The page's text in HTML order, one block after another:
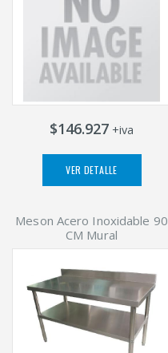
$146.927 +iva
VER DETALLE
Meson Acero Inoxidable 90
CM Mural